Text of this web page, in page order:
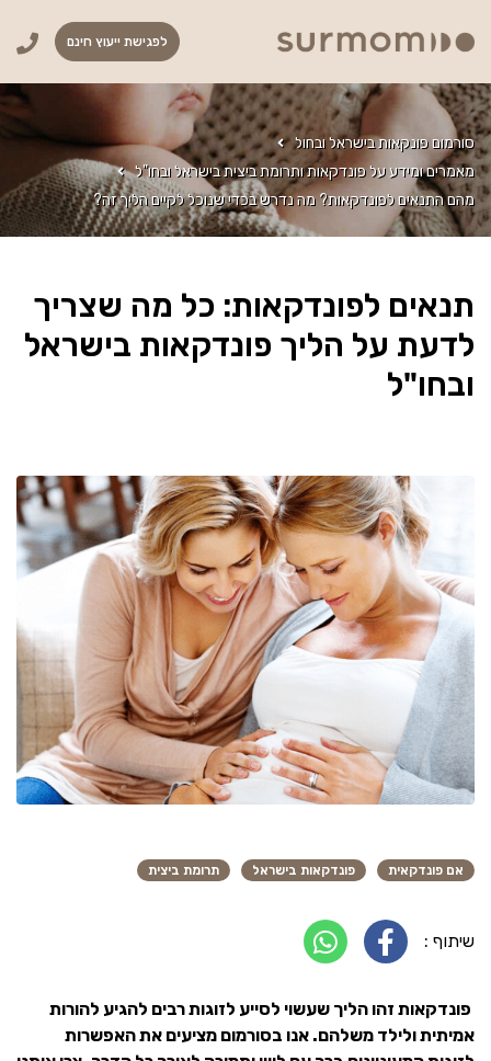
לפגישת ייעוץ חינם
סורמום פונקאות בישראל ובחול
מאמרים ומידע על פונדקאות ותרומת ביצית בישראל ובחו"ל
מהם התנאים לפונדקאות? מה נדרש בכדי שנוכל לקיים הליך זה?
תנאים לפונדקאות: כל מה שצריך
לדעת על הליך פונדקאות בישראל
ובחו"ל
אם פונדקאית פונדקאות בישראל תרומת ביצית
שיתוף :
פונדקאות זהו הליך שעשוי לסייע לזוגות רבים להגיע להורות
אמיתית ולילד משלהם. אנו בסורמום מציעים את האפשרות